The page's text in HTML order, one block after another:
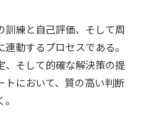
訓練と自己評価、そして周
動するプロセスである。
、そして的確な解決策の提
トにおいて、質の高い判断